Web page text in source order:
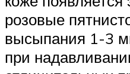
розовые
высыпания 1-3
при